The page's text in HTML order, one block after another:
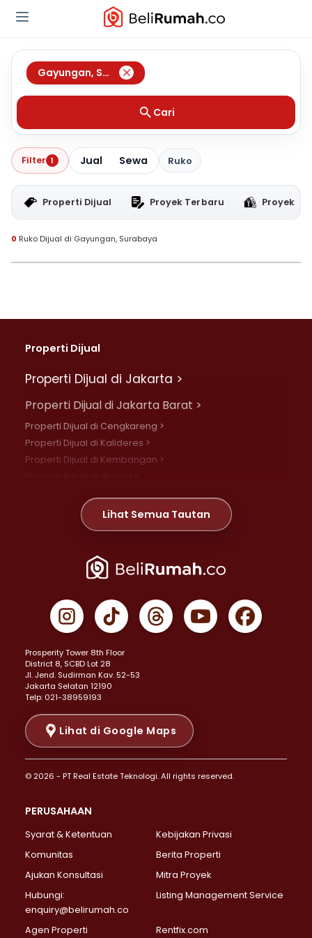
Gayungan, Surabaya
Cari
Filter 1 Jual Sewa Ruko
Properti Dijual Proyek Terbaru Proyek
0 Ruko Dijual di Gayungan, Surabaya
Properti Dijual
Properti Dijual di Jakarta >
Properti Dijual di Jakarta Barat >
Properti Dijual di Cengkareng >
Properti Dijual di Kalideres >
Properti Dijual di Kembangan >
Properti Dijual di Meruya >
Properti Dijual di Jelambar >
Properti Dijual di Jakarta Pusat >
Properti Dijual di Gambir >
Properti Dijual di Johar Baru >
Properti Dijual di Menteng >
Properti Dijual di Senen >
Properti Dijual di Tanah Abang >
Properti Dijual di Cikini >
Properti Dijual di Kramat >
Properti Dijual di Pasar Baru >
Properti Dijual di Bendungan Hilir >
Properti Dijual di Jakarta Selatan >
Properti Dijual di Lebak Bulus >
Properti Dijual di Gandaria Selatan >
Properti Dijual di Pondok Labu >
Properti Dijual di Lenteng Agung >
Properti Dijual di Senayan >
Properti Dijual di Pondok Pinang >
Lihat Semua Tautan
Prosperity Tower 8th Floor
District 8, SCBD Lot 28
JI. Jend. Sudirman Kav. 52-53
Jakarta Selatan 12190
Telp: 021-38959193
Lihat di Google Maps
© 2026 - PT Real Estate Teknologi. All rights reserved.
PERUSAHAAN
Syarat & Ketentuan
Kebijakan Privasi
Komunitas
Berita Properti
Ajukan Konsultasi
Mitra Proyek
Hubungi:
enquiry@belirumah.co
Listing Management Service
Agen Properti Rentfix.com